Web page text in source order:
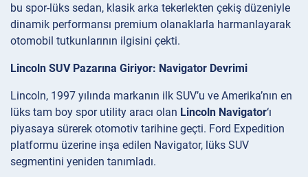
bu spor-lüks sedan, klasik arka tekerlekten çekiş düzeniyle
dinamik performansı premium olanaklarla harmanlayarak
otomobil tutkunlarının ilgisini çekti.
Lincoln SUV Pazarına Giriyor: Navigator Devrimi
Lincoln, 1997 yılında markanın ilk SUV’u ve Amerika’nın en
lüks tam boy spor utility aracı olan Lincoln Navigator‘ı
piyasaya sürerek otomotiv tarihine geçti. Ford Expedition
platformu üzerine inşa edilen Navigator, lüks SUV
segmentini yeniden tanımladı.